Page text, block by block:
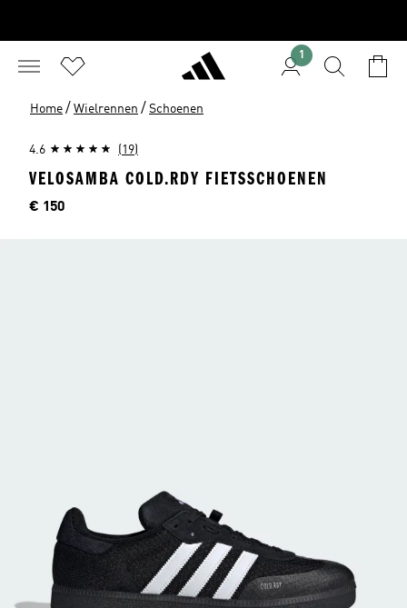
1
Home / Wielrennen / Schoenen
4.6 (19)
VELOSAMBA COLD.RDY FIETSSCHOENEN
Price
€ 150